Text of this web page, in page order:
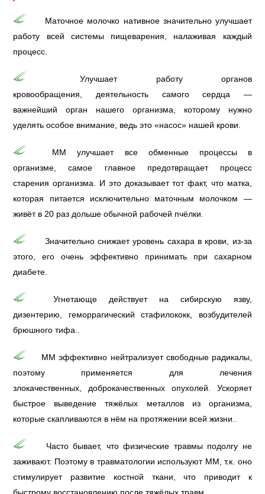
Маточное молочко нативное значительно улучшает
работу всей системы пищеварения, налаживая каждый
процесс.
Улучшает работу органов
кровообращения, деятельность самого сердца —
важнейший орган нашего организма, которому нужно
уделять особое внимание, ведь это «насос» нашей крови.
ММ улучшает все обменные процессы в
организме, самое главное предотвращает процесс
старения организма. И это доказывает тот факт, что матка,
которая питается исключительно маточным молочком —
живёт в 20 раз дольше обычной рабочей пчёлки.
Значительно снижает уровень сахара в крови, из-за
этого, его очень эффективно принимать при сахарном
диабете.
Угнетающе действует на сибирскую язву,
дизентерию, геморрагический стафилококк, возбудителей
брюшного тифа..
ММ эффективно нейтрализует свободные радикалы,
поэтому применяется для лечения
злокачественных, доброкачественных опухолей. Ускоряет
быстрое выведение тяжёлых металлов из организма,
которые скапливаются в нём на протяжении всей жизни..
Часто бывает, что физические травмы подолгу не
заживают. Поэтому в травматологии используют ММ, т.к. оно
стимулирует развитие костной ткани, что приводит к